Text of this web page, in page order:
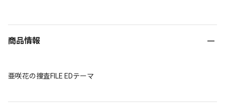
商品情報
亜咲花の捜査FILE EDテーマ